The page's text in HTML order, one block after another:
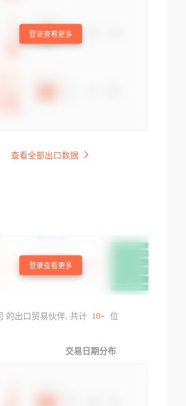
登录查看更多
查看全部出口数据
登录查看更多
的出口贸易伙伴, 共计 10+ 位
交易日期分布